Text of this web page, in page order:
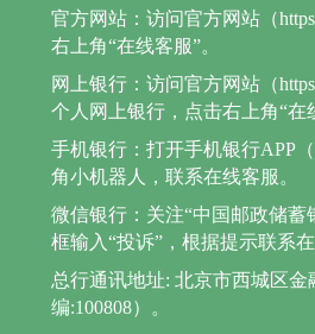
官方网站：访问官方网站（
右上角“在线客服”。
网上银行：访问官方网站（
个人网上银行，点击右上角“在
手机银行：打开手机银行APP
角小机器人，联系在线客服。
微信银行：关注“中国邮政储蓄
框输入“投诉”，根据提示联系在
总行通讯地址: 北京市西城区金
编:100808）。